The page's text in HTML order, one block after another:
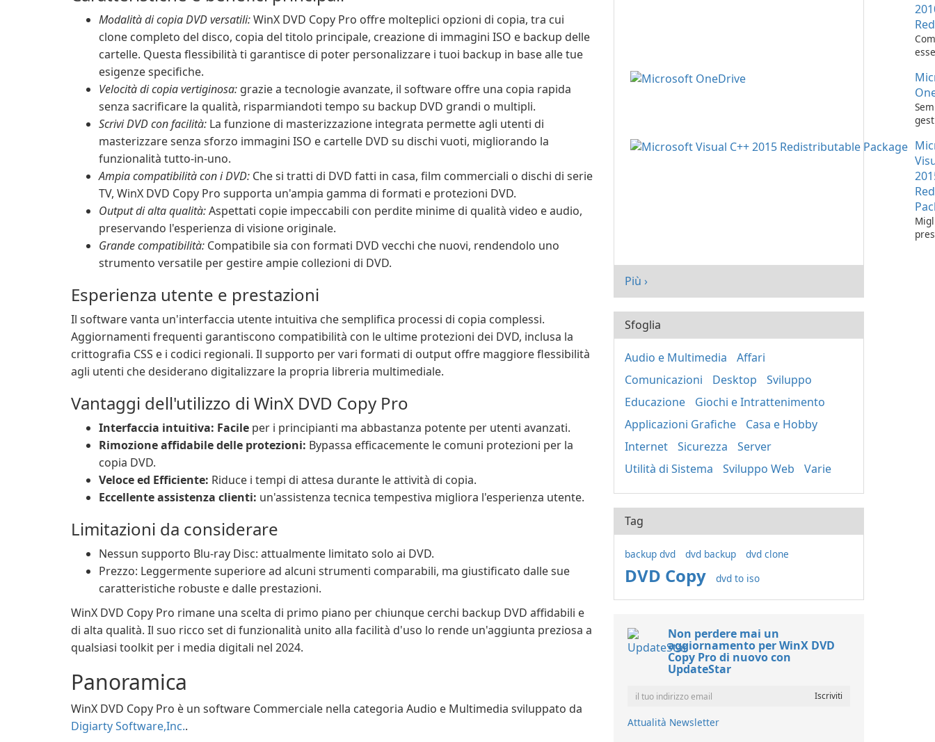
Modalità di copia DVD versatili:WinX DVD Copy Pro offre molteplici opzioni di copia, tra cui
clone completo del disco, copia del titolo principale, creazione di immagini ISO e backup delle
cartelle. Questa flessibilità ti garantisce di poter personalizzare i tuoi backup in base alle tue
esigenze specifiche.
Velocità di copia vertiginosa: grazie a tecnologie avanzate, il software offre una copia rapida
senza sacrificare la qualità, risparmiandoti tempo su backup DVD grandi o multipli.
Scrivi DVD con facilità: La funzione di masterizzazione integrata permette agli utenti di
masterizzare senza sforzo immagini ISO e cartelle DVD su dischi vuoti, migliorando la
funzionalità tutto-in-uno.
Ampia compatibilità con i DVD: Che si tratti di DVD fatti in casa, film commerciali o dischi di serie
TV, WinX DVD Copy Pro supporta un'ampia gamma di formati e protezioni DVD.
Output di alta qualità:Aspettati copie impeccabili con perdite minime di qualità video e audio,
preservando l'esperienza di visione originale.
Grande compatibilità: Compatibile sia con formati DVD vecchi che nuovi, rendendolo uno
strumento versatile per gestire ampie collezioni di DVD.
Esperienza utente e prestazioni
Il software vanta un'interfaccia utente intuitiva che semplifica processi di copia complessi.
Aggiornamenti frequenti garantiscono compatibilità con le ultime protezioni dei DVD, inclusa la
crittografia CSS e i codici regionali. Il supporto per vari formati di output offre maggiore flessibilità
agli utenti che desiderano digitalizzare la propria libreria multimediale.
Vantaggi dell'utilizzo di WinX DVD Copy Pro
Interfaccia intuitiva: Facile per i principianti ma abbastanza potente per utenti avanzati.
Rimozione affidabile delle protezioni: Bypassa efficacemente le comuni protezioni per la
copia DVD.
Veloce ed Efficiente: Riduce i tempi di attesa durante le attività di copia.
Eccellente assistenza clienti: un'assistenza tecnica tempestiva migliora l'esperienza utente.
Limitazioni da considerare
Nessun supporto Blu-ray Disc: attualmente limitato solo ai DVD.
Prezzo: Leggermente superiore ad alcuni strumenti comparabili, ma giustificato dalle sue
caratteristiche robuste e dalle prestazioni.
WinX DVD Copy Pro rimane una scelta di primo piano per chiunque cerchi backup DVD affidabili e
di alta qualità. Il suo ricco set di funzionalità unito alla facilità d'uso lo rende un'aggiunta preziosa a
qualsiasi toolkit per i media digitali nel 2024.
Panoramica
WinX DVD Copy Pro è un software Commerciale nella categoria Audio e Multimedia sviluppato da
Digiarty Software,Inc..
Più ›
Sfoglia
Audio e Multimedia
Affari
Comunicazioni
Desktop
Sviluppo
Educazione
Giochi e Intrattenimento
Applicazioni Grafiche
Casa e Hobby
Internet
Sicurezza
Server
Utilità di Sistema
Sviluppo Web Varie
Tag
backup dvd dvd backup dvd clone
DVD Copy dvd to iso
Non perdere mai un
aggiornamento per WinX DVD
Copy Pro di nuovo con
UpdateStar
Attualità Newsletter